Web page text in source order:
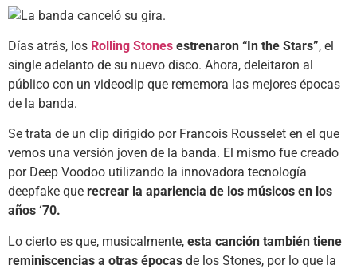
Días atrás, los Rolling Stones estrenaron “In the Stars”, el
single adelanto de su nuevo disco. Ahora, deleitaron al
público con un videoclip que rememora las mejores épocas
de la banda.
Se trata de un clip dirigido por Francois Rousselet en el que
vemos una versión joven de la banda. El mismo fue creado
por Deep Voodoo utilizando la innovadora tecnología
deepfake que recrear la apariencia de los músicos en los
años ‘70.
Lo cierto es que, musicalmente, esta canción también tiene
reminiscencias a otras épocas de los Stones, por lo que la